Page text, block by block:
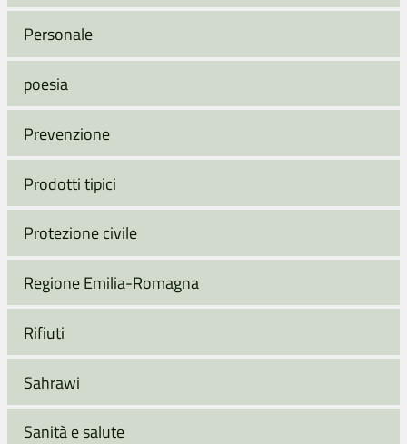
Personale
poesia
Prevenzione
Prodotti tipici
Protezione civile
Regione Emilia-Romagna
Rifiuti
Sahrawi
Sanità e salute